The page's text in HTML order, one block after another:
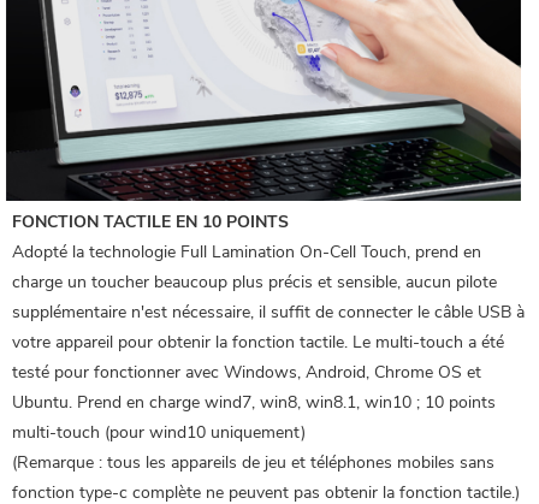
FONCTION TACTILE EN 10 POINTS
Adopté la technologie Full Lamination On-Cell Touch, prend en
charge un toucher beaucoup plus précis et sensible, aucun pilote
supplémentaire n'est nécessaire, il suffit de connecter le câble USB à
votre appareil pour obtenir la fonction tactile. Le multi-touch a été
testé pour fonctionner avec Windows, Android, Chrome OS et
Ubuntu. Prend en charge wind7, win8, win8.1, win10 ; 10 points
multi-touch (pour wind10 uniquement)
(Remarque : tous les appareils de jeu et téléphones mobiles sans
fonction type-c complète ne peuvent pas obtenir la fonction tactile.)